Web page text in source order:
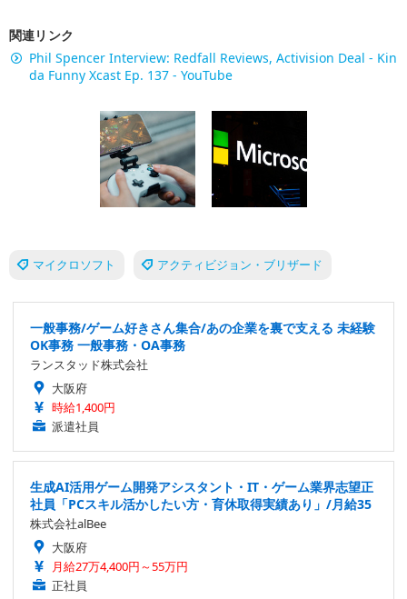
関連リンク
Phil Spencer Interview: Redfall Reviews, Activision Deal - Kin
da Funny Xcast Ep. 137 - YouTube
マイクロソフト アクティビジョン・ブリザード
一般事務/ゲーム好きさん集合/あの企業を裏で支える 未経験
OK事務 一般事務・OA事務
ランスタッド株式会社
大阪府
時給1,400円
派遣社員
生成AI活用ゲーム開発アシスタント・IT・ゲーム業界志望正
社員「PCスキル活かしたい方・育休取得実績あり」/月給35
株式会社alBee
大阪府
月給27万4,400円～55万円
正社員